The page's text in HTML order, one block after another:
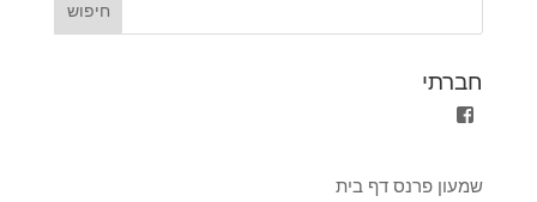
חברתי
fref=ts
שמעון פרנס דף בית